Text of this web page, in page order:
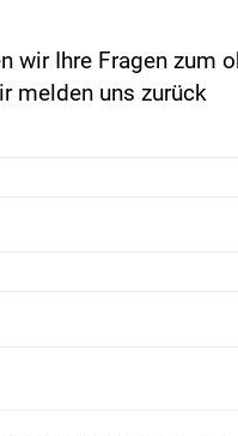
wir Ihre Fragen zum
melden uns zurück